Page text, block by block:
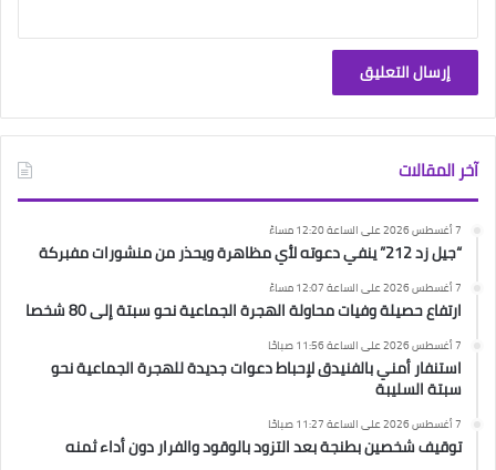
آخر المقالات
7 أغسطس 2026 على الساعة 12:20 مساءً
“جيل زد 212” ينفي دعوته لأي مظاهرة ويحذر من منشورات مفبركة
7 أغسطس 2026 على الساعة 12:07 مساءً
ارتفاع حصيلة وفيات محاولة الهجرة الجماعية نحو سبتة إلى 80 شخصا
7 أغسطس 2026 على الساعة 11:56 صباحًا
استنفار أمني بالفنيدق لإحباط دعوات جديدة للهجرة الجماعية نحو
سبتة السليبة
7 أغسطس 2026 على الساعة 11:27 صباحًا
توقيف شخصين بطنجة بعد التزود بالوقود والفرار دون أداء ثمنه